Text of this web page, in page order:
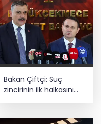
Bakan Çiftçi: Suç
zincirinin ilk halkasını
kıracağız